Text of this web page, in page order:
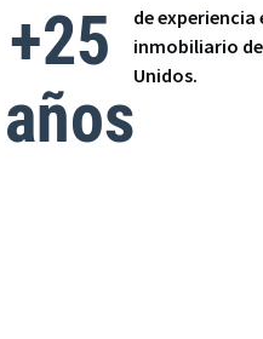
+25
años
de experiencia
inmobiliario
Unidos.